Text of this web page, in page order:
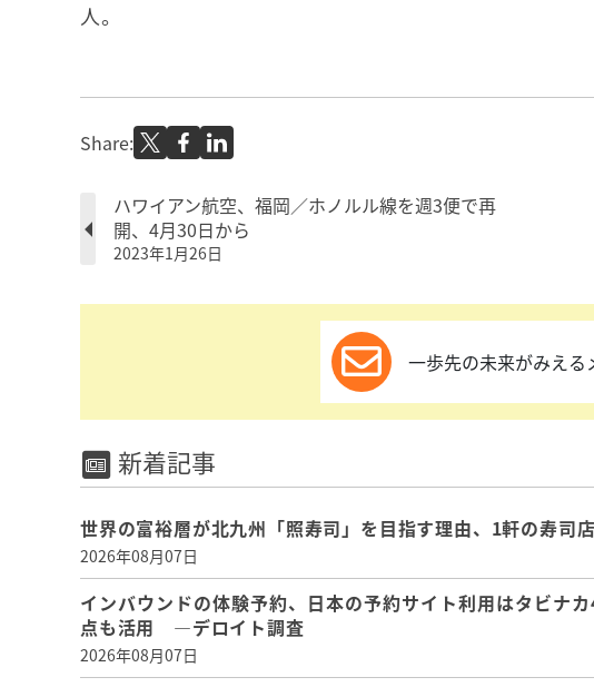
人。
Share:
ハワイアン航空、福岡／ホノルル線を週3便で再
開、4月30日から
2023年1月26日
一歩先の未来がみえる
新着記事
世界の富裕層が北九州「照寿司」を目指す理由、1軒の寿司
2026年08月07日
インバウンドの体験予約、日本の予約サイト利用はタビナ
点も活用 ―デロイト調査
2026年08月07日